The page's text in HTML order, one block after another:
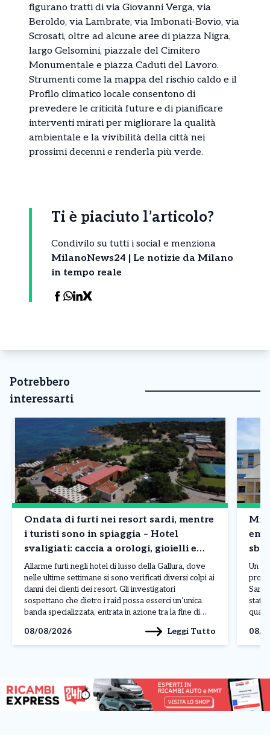
figurano tratti di via Giovanni Verga, via
Beroldo, via Lambrate, via Imbonati-Bovio, via
Scrosati, oltre ad alcune aree di piazza Nigra,
largo Gelsomini, piazzale del Cimitero
Monumentale e piazza Caduti del Lavoro.
Strumenti come la mappa del rischio caldo e il
Profilo climatico locale consentono di
prevedere le criticità future e di pianificare
interventi mirati per migliorare la qualità
ambientale e la vivibilità della città nei
prossimi decenni e renderla più verde.
Ti è piaciuto l’articolo?
Condivilo su tutti i social e menziona
MilanoNews24 | Le notizie da Milano
in tempo reale
Potrebbero
interessarti
Ondata di furti nei resort sardi, mentre
i turisti sono in spiaggia – Hotel
svaligiati: caccia a orologi, gioielli e
borse
Allarme furti negli hotel di lusso della Gallura, dove
nelle ultime settimane si sono verificati diversi colpi ai
danni dei clienti dei resort. Gli investigatori
sospettano che dietro i raid possa esserci un’unica
banda specializzata, entrata in azione tra la fine di
della costa sarda. L’ultimo […]
08/08/2026 Leggi Tutto
Un
San
stato
delle
08/